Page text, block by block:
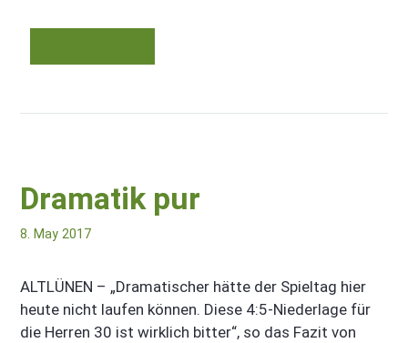
Dramatik pur
8. May 2017
ALTLÜNEN – „Dramatischer hätte der Spieltag hier
heute nicht laufen können. Diese 4:5-Niederlage für
die Herren 30 ist wirklich bitter“, so das Fazit von